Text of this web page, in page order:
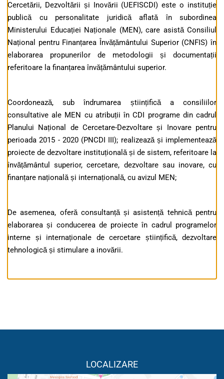
Cercetării, Dezvoltării și Inovării (UEFISCDI) este o instituție
publică cu personalitate juridică aflată în subordinea
Ministerului Educației Naționale (MEN), care asistă Consiliul
Național pentru Finanțarea Învățământului Superior (CNFIS) în
elaborarea propunerilor de metodologii și documentații
referitoare la finanțarea învățământului superior.
Coordonează, sub îndrumarea științifică a consiliilor
consultative ale MEN cu atribuții în CDI programe din cadrul
Planului Național de Cercetare-Dezvoltare și Inovare pentru
perioada 2015 - 2020 (PNCDI III); realizează și implementează
proiecte de dezvoltare instituțională și de sistem, referitoare la
învățământul superior, cercetare, dezvoltare sau inovare, cu
finanțare națională și internațională, cu avizul MEN;
De asemenea, oferă consultanță și asistență tehnică pentru
elaborarea și conducerea de proiecte în cadrul programelor
interne și internaționale de cercetare științifică, dezvoltare
tehnologică și stimulare a inovării.
LOCALIZARE